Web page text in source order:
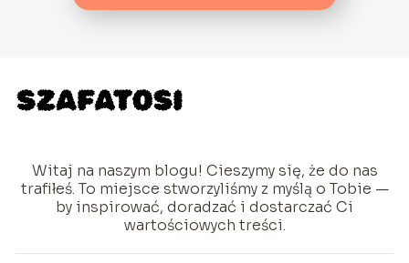
Witaj na naszym blogu! Cieszymy się, że do nas
trafiłeś. To miejsce stworzyliśmy z myślą o Tobie —
by inspirować, doradzać i dostarczać Ci
wartościowych treści.